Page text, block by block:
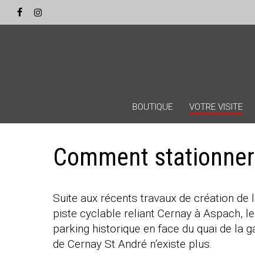
Skip
to
BOUTIQUE VOTRE VISITE
Comment
Suite aux récents travaux de création de
piste cyclable reliant Cernay à Aspach, le
parking historique en face du quai de la
de Cernay St André n’existe plus.
Panneau de gestion des cookies